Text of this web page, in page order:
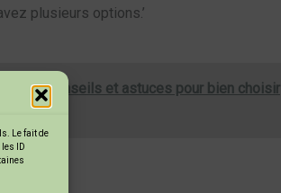
Le fait de
ID
plusieurs options.’
Nos conseils et astuces pour bien choisir